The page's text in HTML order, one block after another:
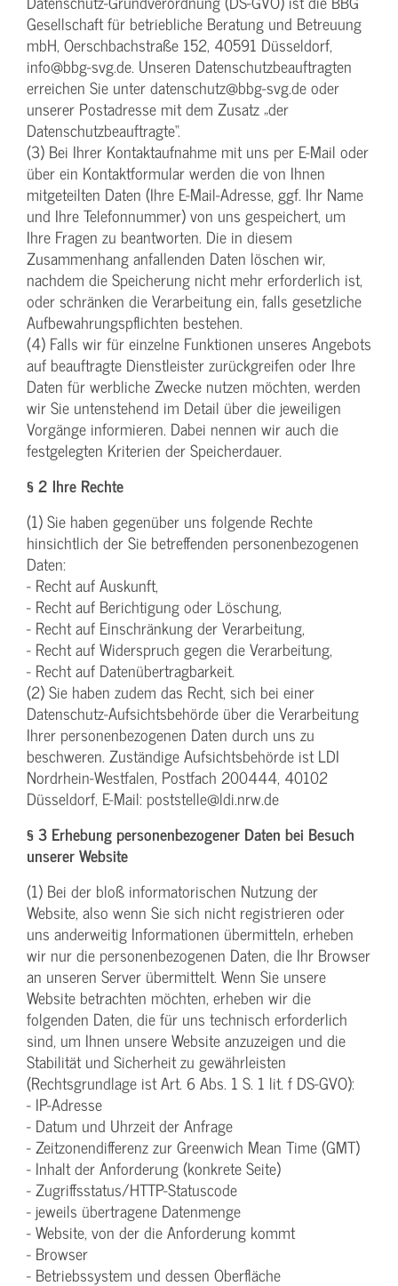
Gesellschaft für betriebliche Beratung und Betreuung
mbH, Oerschbachstraße 152, 40591 Düsseldorf,
info@bbg-svg.de. Unseren Datenschutzbeauftragten
erreichen Sie unter datenschutz@bbg-svg.de oder
unserer Postadresse mit dem Zusatz „der
Datenschutzbeauftragte“.
(3) Bei Ihrer Kontaktaufnahme mit uns per E-Mail oder
über ein Kontaktformular werden die von Ihnen
mitgeteilten Daten (Ihre E-Mail-Adresse, ggf. Ihr Name
und Ihre Telefonnummer) von uns gespeichert, um
Ihre Fragen zu beantworten. Die in diesem
Zusammenhang anfallenden Daten löschen wir,
nachdem die Speicherung nicht mehr erforderlich ist,
oder schränken die Verarbeitung ein, falls gesetzliche
Aufbewahrungspflichten bestehen.
(4) Falls wir für einzelne Funktionen unseres Angebots
auf beauftragte Dienstleister zurückgreifen oder Ihre
Daten für werbliche Zwecke nutzen möchten, werden
wir Sie untenstehend im Detail über die jeweiligen
Vorgänge informieren. Dabei nennen wir auch die
festgelegten Kriterien der Speicherdauer.
§ 2 Ihre Rechte
(1) Sie haben gegenüber uns folgende Rechte
hinsichtlich der Sie betreffenden personenbezogenen
Daten:
- Recht auf Auskunft,
- Recht auf Berichtigung oder Löschung,
- Recht auf Einschränkung der Verarbeitung,
- Recht auf Widerspruch gegen die Verarbeitung,
- Recht auf Datenübertragbarkeit.
(2) Sie haben zudem das Recht, sich bei einer
Datenschutz-Aufsichtsbehörde über die Verarbeitung
Ihrer personenbezogenen Daten durch uns zu
beschweren. Zuständige Aufsichtsbehörde ist LDI
Nordrhein-Westfalen, Postfach 200444, 40102
Düsseldorf, E-Mail: poststelle@ldi.nrw.de
§ 3 Erhebung personenbezogener Daten bei Besuch
unserer Website
(1) Bei der bloß informatorischen Nutzung der
Website, also wenn Sie sich nicht registrieren oder
uns anderweitig Informationen übermitteln, erheben
wir nur die personenbezogenen Daten, die Ihr Browser
an unseren Server übermittelt. Wenn Sie unsere
Website betrachten möchten, erheben wir die
folgenden Daten, die für uns technisch erforderlich
sind, um Ihnen unsere Website anzuzeigen und die
Stabilität und Sicherheit zu gewährleisten
(Rechtsgrundlage ist Art. 6 Abs. 1 S. 1 lit. f DS-GVO):
- IP-Adresse
- Datum und Uhrzeit der Anfrage
- Zeitzonendifferenz zur Greenwich Mean Time (GMT)
- Inhalt der Anforderung (konkrete Seite)
- Zugriffsstatus/HTTP-Statuscode
- jeweils übertragene Datenmenge
- Website, von der die Anforderung kommt
- Browser
- Betriebssystem und dessen Oberfläche